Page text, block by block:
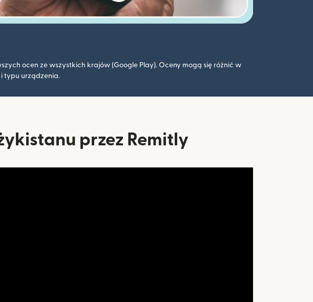
ocen ze wszystkich krajów (Google Play). Oceny mogą się różnić w
typu urządzenia.
przez Remitly